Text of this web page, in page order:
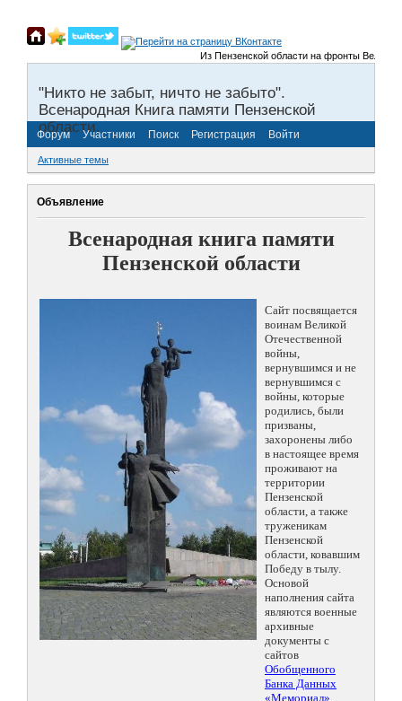
Из Пензенской области на фронты
"Никто не забыт, ничто не забыто".
Всенародная Книга памяти Пензенской
области.
Форум Участники Поиск Регистрация Войти
Активные темы
Объявление
Всенародная книга памяти
Пензенской области
Сайт посвящается
воинам Великой
Отечественной
войны,
вернувшимся и не
вернувшимся с
войны, которые
родились, были
призваны,
захоронены либо
в настоящее время
проживают на
территории
Пензенской
области, а также
труженикам
Пензенской
области, ковавшим
Победу в тылу.
Основой
наполнения сайта
являются военные
архивные
документы с
сайтов
Обобщенного
Банка Данных
«Мемориал»,